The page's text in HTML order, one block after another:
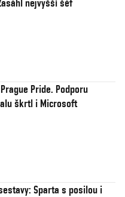
nejvyšší šéf
Pride. Podporu
škrtl i Microsoft
Sparta s posilou i